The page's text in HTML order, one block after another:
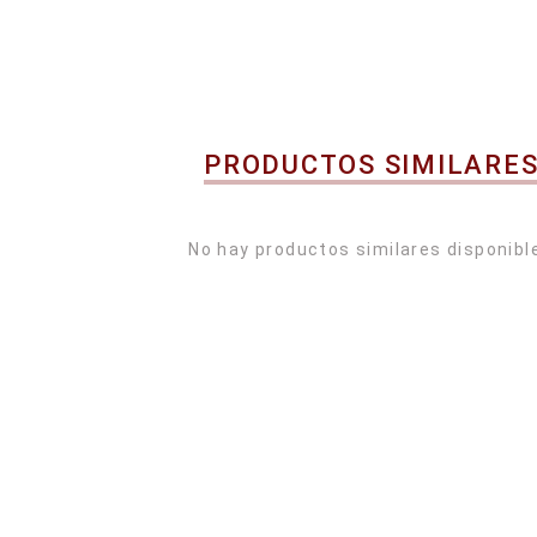
PRODUCTOS
No hay productos similares